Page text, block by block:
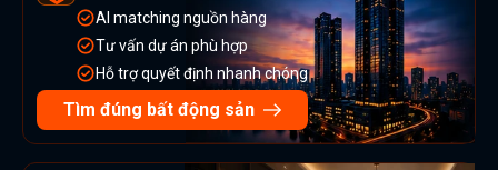
AI matching nguồn hàng
Tư vấn dự án phù hợp
Hỗ trợ quyết định nhanh chóng
Tìm đúng bất động sản